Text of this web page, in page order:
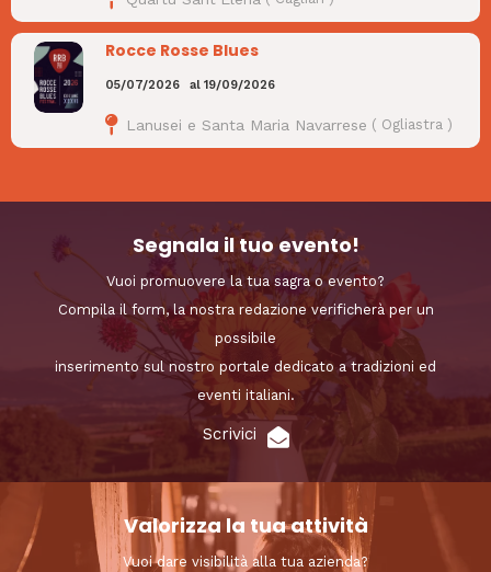
Rocce Rosse Blues
05/07/2026 al 19/09/2026
Lanusei e Santa Maria Navarrese ( Ogliastra)
Segnala il tuo evento!
Vuoi promuovere la tua sagra o evento?
Compila il form, la nostra redazione verificherà per un
possibile
inserimento sul nostro portale dedicato a tradizioni ed
eventi italiani.
Scrivici
Valorizza la tua attività
Vuoi dare visibilità alla tua azienda?